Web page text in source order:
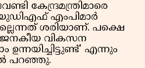
കേന്ദ്രമന്ത്രിമാരെ
യുഡിഎഫ് എംപിമാർ
ശരിയാണ്. പക്ഷെ
ജനകീയ വികസന
ഉന്നയിച്ചിട്ടുണ്ട്' എന്നും
പറഞ്ഞു.